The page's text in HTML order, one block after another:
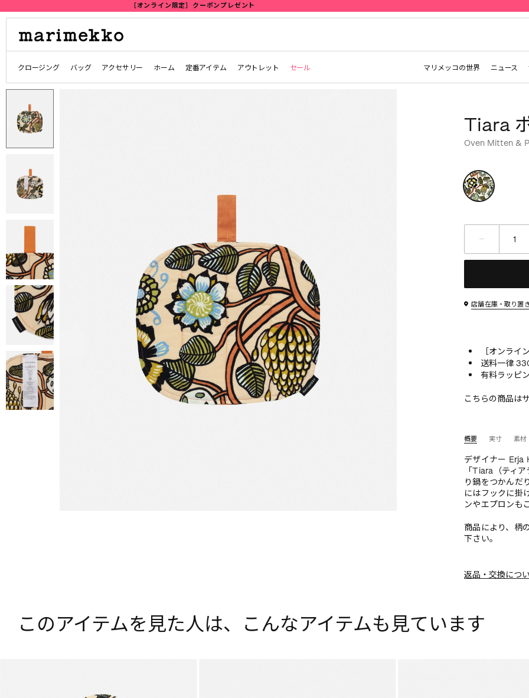
クロージング バッグ アクセサリー ホーム 定番アイテム アウトレット セール マリメッコの世界 ニュース
Tiara
Oven Mitten &
店舗在庫・取り置
［オンライ
送料一律
有料ラッピ
こちらの商品は
概要
デザイナー Erja
「Tiara（ティ
り鍋をつかんだ
にはフックに掛
ンやエプロンも
商品により、柄
下さい。
実寸 素材
返品・交換につ
このアイテムを見た人は、 こんなアイテムも見ています